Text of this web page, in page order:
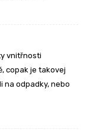
vnitřnosti
copak je takovej
na odpadky, nebo